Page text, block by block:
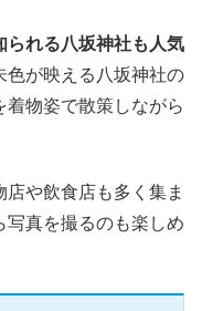
られる八坂神社も人気
色が映える八坂神社の
物姿で散策しながら
や飲食店も多く集ま
写真を撮るのも楽しめ